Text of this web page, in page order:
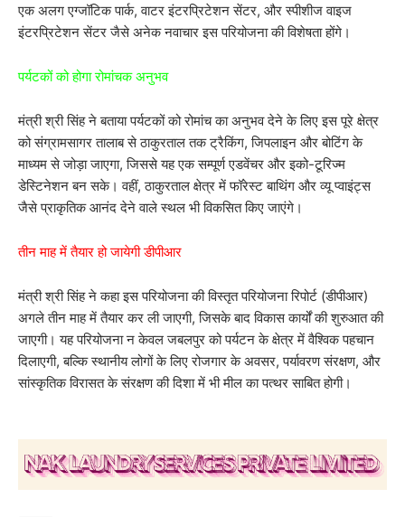
एक अलग एग्जॉटिक पार्क, वाटर इंटरप्रिटेशन सेंटर, और स्पीशीज वाइज
इंटरप्रिटेशन सेंटर जैसे अनेक नवाचार इस परियोजना की विशेषता होंगे।
पर्यटकों को होगा रोमांचक अनुभव
मंत्री श्री सिंह ने बताया पर्यटकों को रोमांच का अनुभव देने के लिए इस पूरे क्षेत्र
को संग्रामसागर तालाब से ठाकुरताल तक ट्रैकिंग, जिपलाइन और बोटिंग के
माध्यम से जोड़ा जाएगा, जिससे यह एक सम्पूर्ण एडवेंचर और इको-टूरिज्म
डेस्टिनेशन बन सके। वहीं, ठाकुरताल क्षेत्र में फॉरेस्ट बाथिंग और व्यू प्वाइंट्स
जैसे प्राकृतिक आनंद देने वाले स्थल भी विकसित किए जाएंगे।
तीन माह में तैयार हो जायेगी डीपीआर
मंत्री श्री सिंह ने कहा इस परियोजना की विस्तृत परियोजना रिपोर्ट (डीपीआर)
अगले तीन माह में तैयार कर ली जाएगी, जिसके बाद विकास कार्यों की शुरुआत की
जाएगी। यह परियोजना न केवल जबलपुर को पर्यटन के क्षेत्र में वैश्विक पहचान
दिलाएगी, बल्कि स्थानीय लोगों के लिए रोजगार के अवसर, पर्यावरण संरक्षण, और
सांस्कृतिक विरासत के संरक्षण की दिशा में भी मील का पत्थर साबित होगी।